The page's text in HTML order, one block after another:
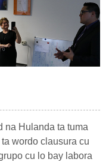
na Hulanda ta tuma
wordo clausura cu
cu lo bay labora